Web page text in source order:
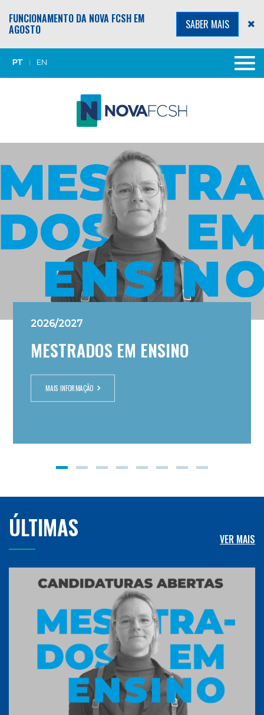
FUNCIONAMENTO DA NOVA FCSH EM
AGOSTO SABER MAIS
PT EN
2026/2027
MESTRADOS EM ENSINO
MAIS INFORMAÇÃO
Pós-laboral
NOVA LICENCIATURA
PLANO DE ESTUDOS
ÚLTIMAS VER MAIS